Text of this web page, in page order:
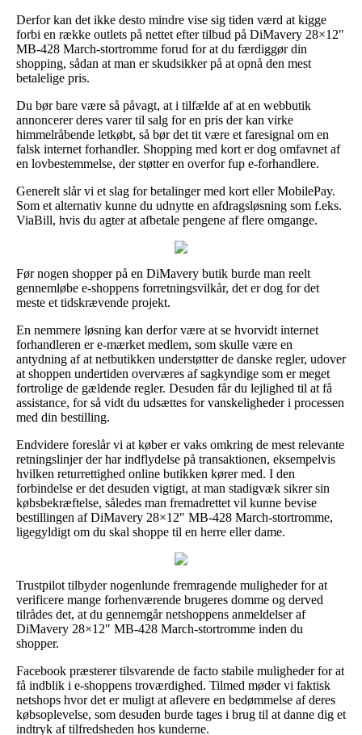
Derfor kan det ikke desto mindre vise sig tiden værd at kigge
forbi en række outlets på nettet efter tilbud på DiMavery 28×12″
MB-428 March-stortromme forud for at du færdiggør din
shopping, sådan at man er skudsikker på at opnå den mest
betalelige pris.
Du bør bare være så påvagt, at i tilfælde af at en webbutik
annoncerer deres varer til salg for en pris der kan virke
himmelråbende letkøbt, så bør det tit være et faresignal om en
falsk internet forhandler. Shopping med kort er dog omfavnet af
en lovbestemmelse, der støtter en overfor fup e-forhandlere.
Generelt slår vi et slag for betalinger med kort eller MobilePay.
Som et alternativ kunne du udnytte en afdragsløsning som f.eks.
ViaBill, hvis du agter at afbetale pengene af flere omgange.
Før nogen shopper på en DiMavery butik burde man reelt
gennemløbe e-shoppens forretningsvilkår, det er dog for det
meste et tidskrævende projekt.
En nemmere løsning kan derfor være at se hvorvidt internet
forhandleren er e-mærket medlem, som skulle være en
antydning af at netbutikken understøtter de danske regler, udover
at shoppen undertiden overværes af sagkyndige som er meget
fortrolige de gældende regler. Desuden får du lejlighed til at få
assistance, for så vidt du udsættes for vanskeligheder i processen
med din bestilling.
Endvidere foreslår vi at køber er vaks omkring de mest relevante
retningslinjer der har indflydelse på transaktionen, eksempelvis
hvilken returrettighed online butikken kører med. I den
forbindelse er det desuden vigtigt, at man stadigvæk sikrer sin
købsbekræftelse, således man fremadrettet vil kunne bevise
bestillingen af DiMavery 28×12″ MB-428 March-stortromme,
ligegyldigt om du skal shoppe til en herre eller dame.
Trustpilot tilbyder nogenlunde fremragende muligheder for at
verificere mange forhenværende brugeres domme og derved
tilrådes det, at du gennemgår netshoppens anmeldelser af
DiMavery 28×12″ MB-428 March-stortromme inden du
shopper.
Facebook præsterer tilsvarende de facto stabile muligheder for at
få indblik i e-shoppens troværdighed. Tilmed møder vi faktisk
netshops hvor det er muligt at aflevere en bedømmelse af deres
købsoplevelse, som desuden burde tages i brug til at danne dig et
indtryk af tilfredsheden hos kunderne.